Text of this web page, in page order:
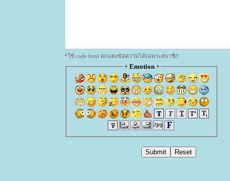
*ใช้ code html ตกแต่งข้อความได้เฉพาะสมาชิก
+ Emotion+